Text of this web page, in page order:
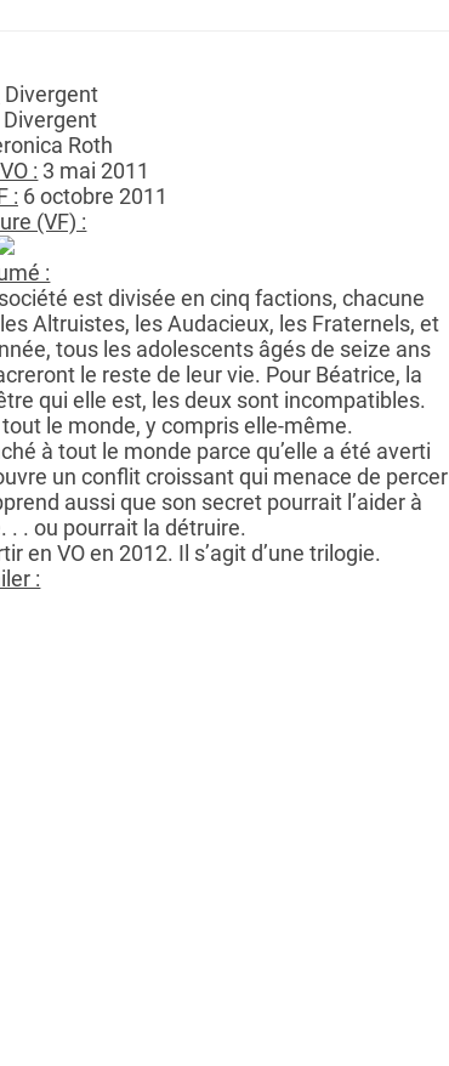
Divergent
Divergent
Roth
: 3 mai 2011
: 6 octobre 2011
(VF) :
:
est divisée en cinq factions, chacune
Altruistes, les Audacieux, les Fraternels, et
tous les adolescents âgés de seize ans
le reste de leur vie. Pour Béatrice, la
qui elle est, les deux sont incompatibles.
le monde, y compris elle-même.
à tout le monde parce qu’elle a été averti
un conflit croissant qui menace de percer
aussi que son secret pourrait l’aider à
. . ou pourrait la détruire.
en VO en 2012. Il s’agit d’une trilogie.
: